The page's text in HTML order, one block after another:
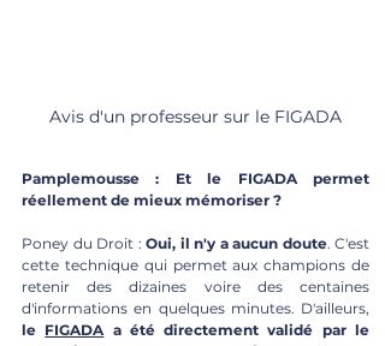
Avis d'un professeur sur le FIGADA
Pamplemousse : Et le FIGADA permet
réellement de mieux mémoriser ?
Poney du Droit : Oui, il n'y a aucun doute. C'est
cette technique qui permet aux champions de
retenir des dizaines voire des centaines
le FIGADA a été directement validé par le